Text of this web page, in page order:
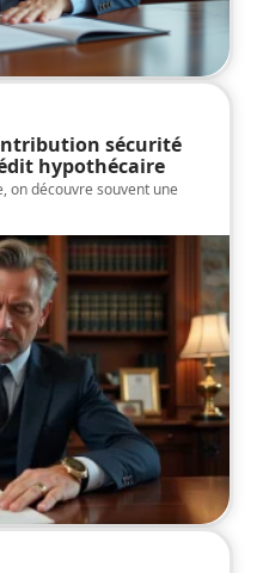
sécurité
hypothécaire
on découvre souvent une